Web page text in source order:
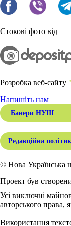
Стокові фото від
Розробка веб-сайту
Напишіть нам
Банери НУШ
Редакційна
© Нова Українська
Проект був
Усі виключні
авторського права,
Використання